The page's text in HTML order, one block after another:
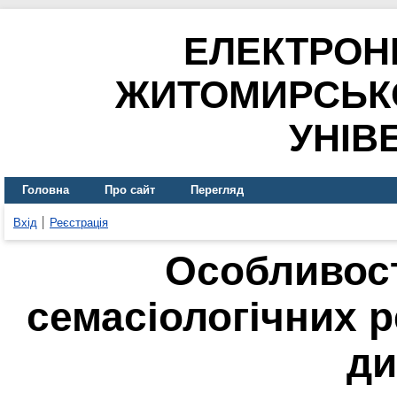
Головна Про сайт Перегляд
Вхід Реєстрація
семасіологічних